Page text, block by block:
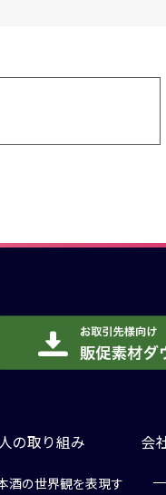
の取り組み
酒の世界観を表現す
会